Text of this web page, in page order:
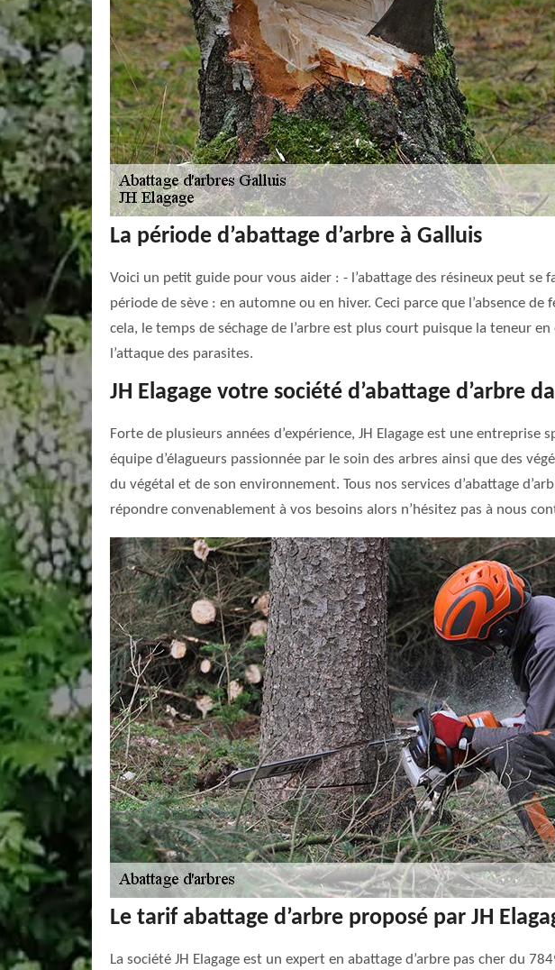
La période d’abattage d’arbre à Galluis
Voici un petit guide pour vous aider : - l’abattage des résineux peut se
période de sève : en automne ou en hiver. Ceci parce que l’absence
cela, le temps de séchage de l’arbre est plus court puisque la teneur
l’attaque des parasites.
JH Elagage votre société d’abattage d’arbre
Forte de plusieurs années d’expérience, JH Elagage est une
équipe d’élagueurs passionnée par le soin des arbres ainsi que des
du végétal et de son environnement. Tous nos services d’abattage
répondre convenablement à vos besoins alors n’hésitez pas à nous
Le tarif abattage d’arbre proposé par JH
La société JH Elagage est un expert en abattage d’arbre pas cher du